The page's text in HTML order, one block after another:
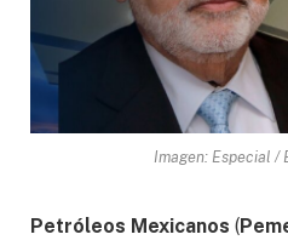
Imagen: Especial /
Petróleos Mexicanos (